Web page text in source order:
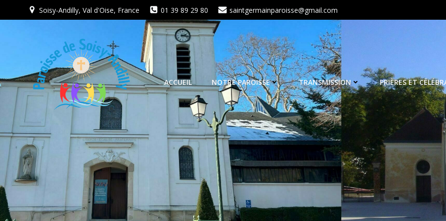
au
Soisy-Andilly, Val d'Oise, France 01 39 89 29 80 saintgermainparoisse@gmail.com
ACCUEIL NOTRE PAROISSE TRANSMISSION PRIÈRES ET